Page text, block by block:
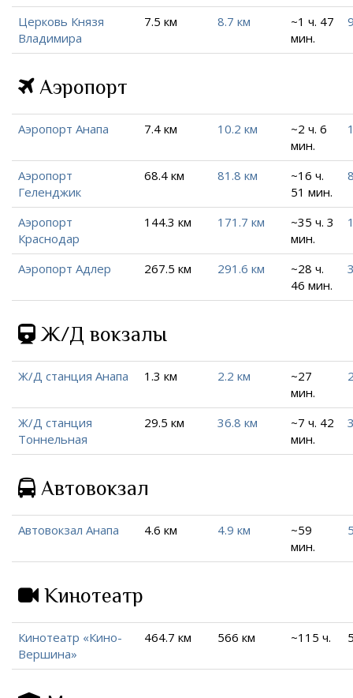
Церковь Князя
Владимира
7.5 км 8.7 км
~1 ч. 47
мин.
Аэропорт
Аэропорт Анапа 7.4 км 10.2 км
~2 ч. 6
мин.
Аэропорт
Геленджик
68.4 км 81.8 км
~16 ч.
51 мин.
Аэропорт
Краснодар
144.3 км 171.7 км
~35 ч. 3
мин.
Аэропорт Адлер 267.5 км 291.6 км
~28 ч.
46 мин.
Ж/Д вокзалы
Ж/Д станция Анапа 1.3 км 2.2 км
~27
мин.
Ж/Д станция
Тоннельная
29.5 км 36.8 км
~7 ч. 42
мин.
Автовокзал
Автовокзал Анапа 4.6 км 4.9 км
~59
мин.
Кинотеатр
Кинотеатр «Кино-
Вершина»
464.7 км 566 км ~115 ч.